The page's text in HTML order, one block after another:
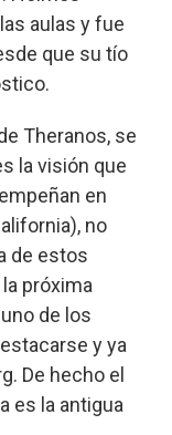
aulas y fue
que su tío
Theranos, se
la visión que
en
no
de estos
próxima
de los
y ya
De hecho el
es la antigua